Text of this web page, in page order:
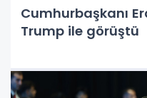
Cumhurbaşkanı
Trump ile görüştü